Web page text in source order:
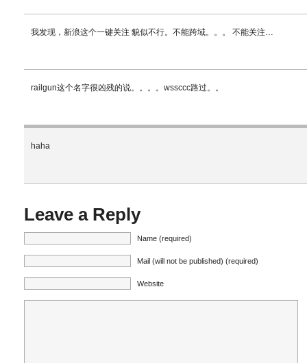
我发现，新浪这个一键关注 貌似不行。不能跨域。。。 不能关注…
railgun这个名字很凶残的说。。。。wssccc路过。。
haha
Leave a Reply
Name (required)
Mail (will not be published) (required)
Website